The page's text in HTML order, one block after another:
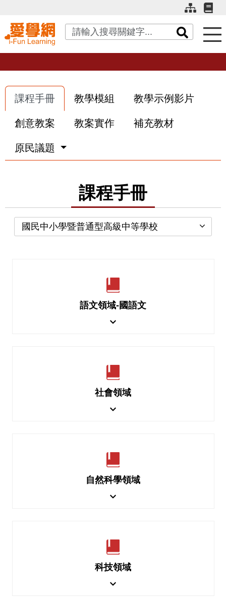
關鍵字搜尋
課程手冊 教學模組 教學示例影片
創意教案 教案實作 補充教材
原民議題
課程手冊
國民中小學暨普通型高級中等學校
語文領域-國語文
社會領域
自然科學領域
科技領域